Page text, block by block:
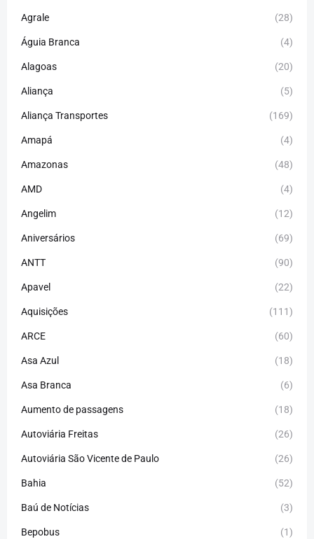
Agrale (28)
Águia Branca (4)
Alagoas (20)
Aliança (5)
Aliança Transportes (169)
Amapá (4)
Amazonas (48)
AMD (4)
Angelim (12)
Aniversários (69)
ANTT (90)
Apavel (22)
Aquisições (111)
ARCE (60)
Asa Azul (18)
Asa Branca (6)
Aumento de passagens (18)
Autoviária Freitas (26)
Autoviária São Vicente de Paulo (26)
Bahia (52)
Baú de Notícias (3)
Bepobus (1)